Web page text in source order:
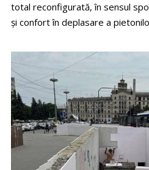
total reconfigurată, în sensul
și confort în deplasare a